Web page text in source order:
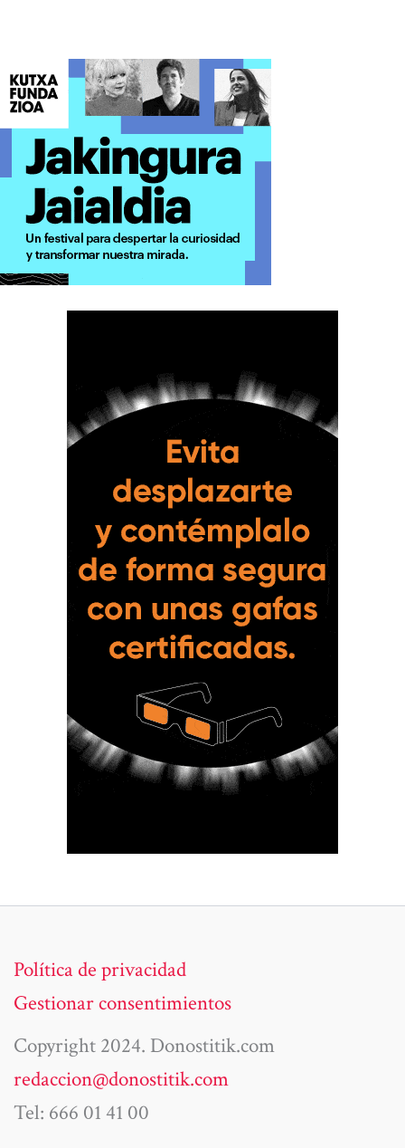
Política de privacidad
Gestionar consentimientos
Copyright 2024. Donostitik.com
redaccion@donostitik.com
Tel: 666 01 41 00